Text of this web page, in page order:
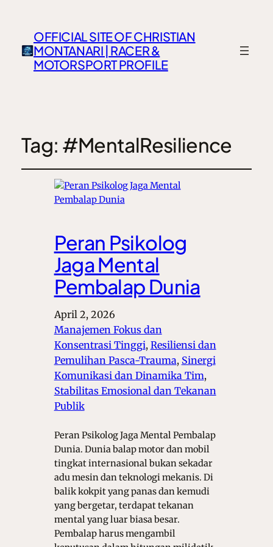
OFFICIAL SITE OF CHRISTIAN
MONTANARI | RACER &
MOTORSPORT PROFILE
Tag: #MentalResilience
Peran Psikolog
Jaga Mental
Pembalap Dunia
April 2, 2026
Manajemen Fokus dan
Konsentrasi Tinggi, Resiliensi dan
Pemulihan Pasca-Trauma, Sinergi
Komunikasi dan Dinamika Tim ,
Stabilitas Emosional dan Tekanan
Publik
Peran Psikolog Jaga Mental Pembalap
Dunia. Dunia balap motor dan mobil
tingkat internasional bukan sekadar
adu mesin dan teknologi mekanis. Di
balik kokpit yang panas dan kemudi
yang bergetar, terdapat tekanan
mental yang luar biasa besar.
Pembalap harus mengambil